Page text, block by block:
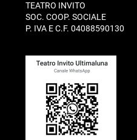
TEATRO INVITO
SOC. COOP. SOCIALE
P. IVA E C.F. 04088590130